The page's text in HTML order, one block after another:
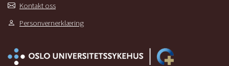
Kontakt oss
Personvernerklæring